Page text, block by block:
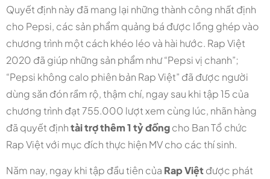
Quyết định này đã mang lại những thành công nhất định
cho Pepsi, các sản phẩm quảng bá được lồng ghép vào
chương trình một cách khéo léo và hài hước. Rap Việt
2020 đã giúp những sản phẩm như “Pepsi vị chanh”;
“Pepsi không calo phiên bản Rap Việt” đã được người
dùng săn đón rầm rộ, thậm chí, ngay sau khi tập 15 của
chương trình đạt 755.000 lượt xem cùng lúc, nhãn hàng
đã quyết địnhtài trợ thêm 1 tỷ đồngcho Ban Tổ chức
Rap Việt với mục đích thực hiện MV cho các thí sinh.
Năm nay, ngay khi tập đầu tiên của Rap Việtđược phát